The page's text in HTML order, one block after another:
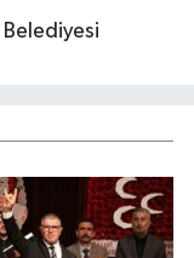
Belediyesi